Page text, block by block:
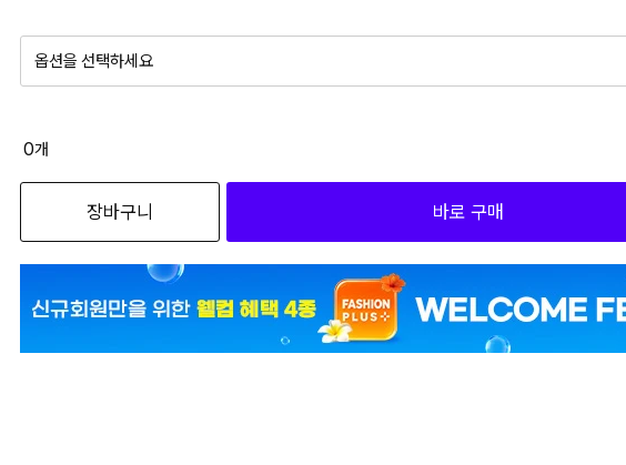
옵션을 선택하세요
0개
장바구니 바로 구매